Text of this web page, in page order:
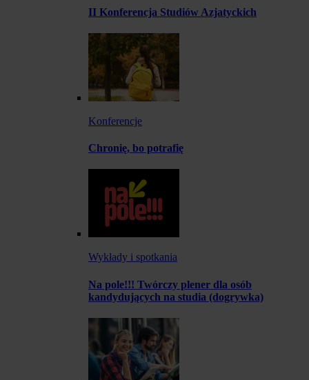
II Konferencja Studiów Azjatyckich
Konferencje
Chronię, bo potrafię
Wykłady i spotkania
Na pole!!! Twórczy plener dla osób
kandydujących na studia (dogrywka)